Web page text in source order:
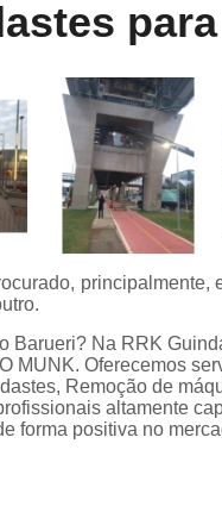
Locação de Munck
Locação de
Locação de
Locação de
Locação de
Remoção
Remoção de
Remoção de
Remoção de
Transporte
principalmente,
Barueri? Na RRK
MUNK. Oferecemos
Remoção de
altamente
forma positiva no